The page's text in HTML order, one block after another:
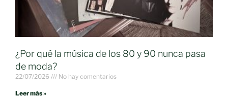
¿Por qué la música de los 80 y 90 nunca pasa
de moda?
22/07/2026 No hay comentarios
Leer más »